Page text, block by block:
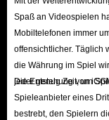
Spaß an Videospielen
Mobiltelefonen immer
offensichtlicher. Täglich
die Währung im Spiel
jeder genug Zeit, um
Die Entstehung von
Spieleanbieter eines
bestrebt, den Spielern